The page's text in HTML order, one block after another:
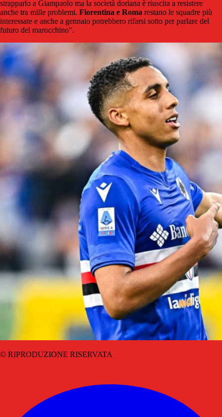
strapparlo a Giampaolo ma la società doriana è riuscita a resistere
anche tra mille problemi. Fiorentina e Roma restano le squadre più
interessate e anche a gennaio potrebbero rifarsi sotto per parlare del
futuro del marocchino".
© RIPRODUZIONE RISERVATA